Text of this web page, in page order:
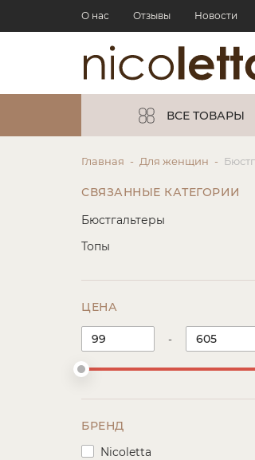
О нас Отзывы Новости
ВСЕ ТОВАРЫ
Главная Для женщин
СВЯЗАННЫЕ КАТЕГОРИИ
Бюстгальтеры
Топы
ЦЕНА
-
БРЕНД
Nicoletta